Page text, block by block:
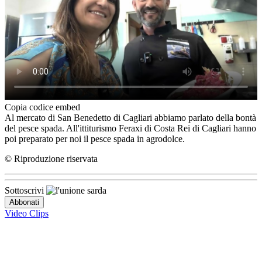
Copia codice embed
Al mercato di San Benedetto di Cagliari abbiamo parlato della bontà
del pesce spada. All'ittiturismo Feraxi di Costa Rei di Cagliari hanno
poi preparato per noi il pesce spada in agrodolce.
© Riproduzione riservata
Sottoscrivi
Video Clips